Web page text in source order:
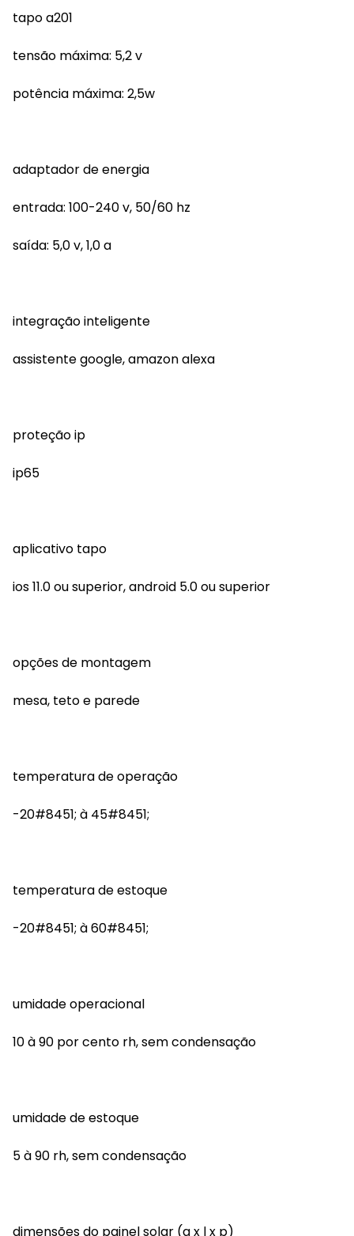
tapo a201
tensão máxima: 5,2 v
potência máxima: 2,5w
adaptador de energia
entrada: 100-240 v, 50/60 hz
saída: 5,0 v, 1,0 a
integração inteligente
assistente google, amazon alexa
proteção ip
ip65
aplicativo tapo
ios 11.0 ou superior, android 5.0 ou superior
opções de montagem
mesa, teto e parede
temperatura de operação
-20#8451; à 45#8451;
temperatura de estoque
-20#8451; à 60#8451;
umidade operacional
10 à 90 por cento rh, sem condensação
umidade de estoque
5 à 90 rh, sem condensação
dimensões do painel solar (a x l x p)